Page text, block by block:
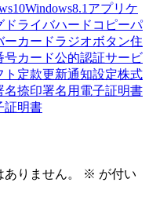
Windows8.1 アプリケ
ドライバハードコピーパ
ーカードラジオボタン住
号カード公的認証サービ
定款更新通知設定株式
名捺印署名用電子証明書
証明書
りません。 ※ が付い